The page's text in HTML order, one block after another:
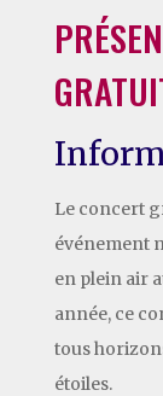
Le concert
événement
en plein air
année, ce
tous
étoiles.